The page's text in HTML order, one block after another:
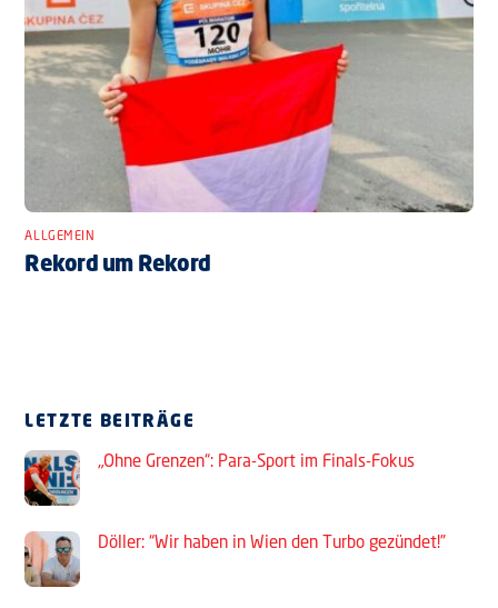
ALLGEMEIN
Rekord um Rekord
LETZTE BEITRÄGE
„Ohne Grenzen“: Para-Sport im Finals-Fokus
Döller: “Wir haben in Wien den Turbo gezündet!”